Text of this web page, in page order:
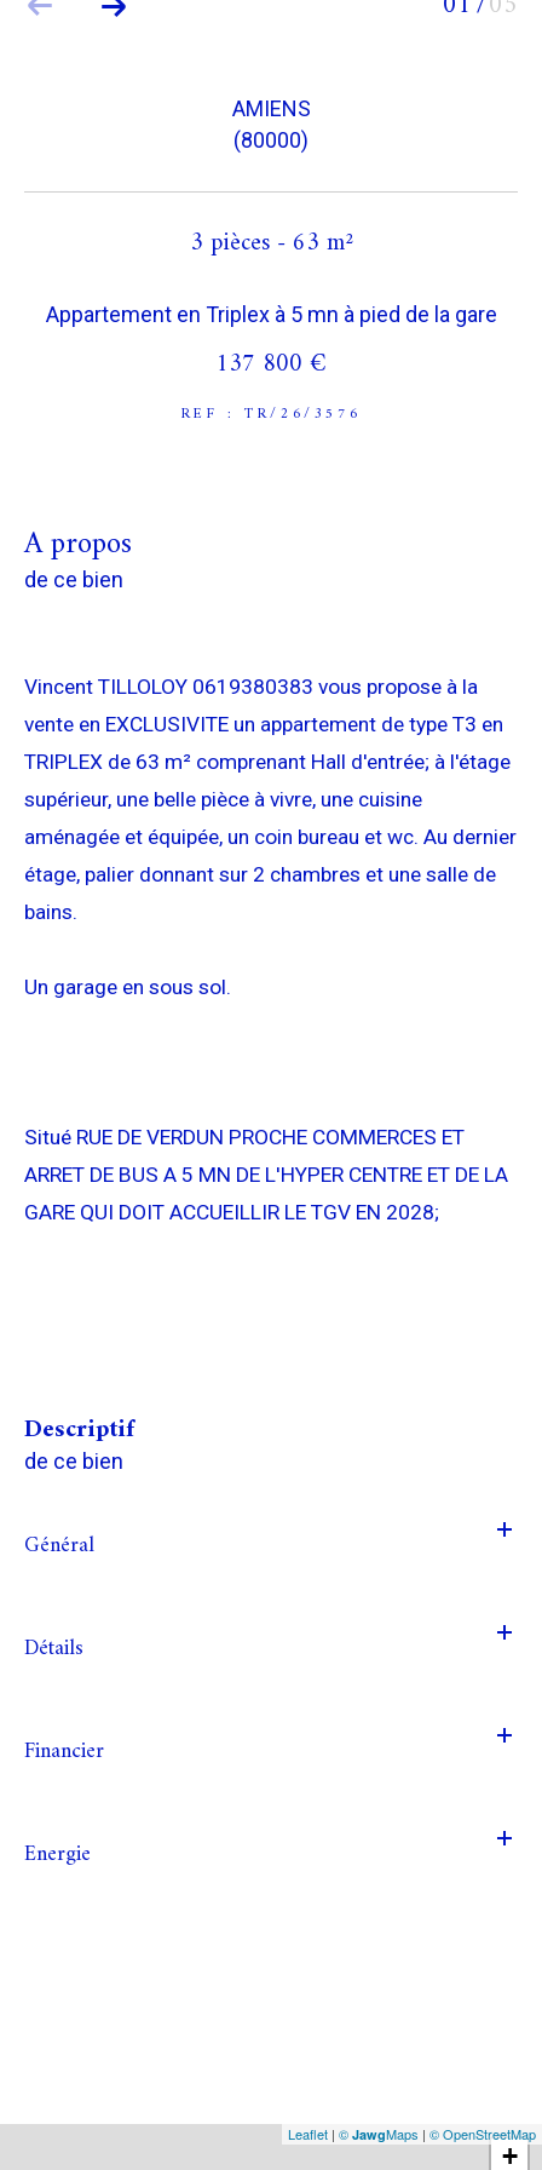
/
AMIENS
(80000)
3 pièces - 63 m²
Appartement en Triplex à 5 mn à pied de la gare
137 800 €
REF : TR/26/3576
a propos
de ce bien
Vincent TILLOLOY 0619380383 vous propose à la
vente en EXCLUSIVITE un appartement de type T3 en
TRIPLEX de 63 m² comprenant Hall d'entrée; à l'étage
supérieur, une belle pièce à vivre, une cuisine
aménagée et équipée, un coin bureau et wc. Au dernier
étage, palier donnant sur 2 chambres et une salle de
bains.
Un garage en sous sol.
Situé RUE DE VERDUN PROCHE COMMERCES ET
ARRET DE BUS A 5 MN DE L'HYPER CENTRE ET DE LA
GARE QUI DOIT ACCUEILLIR LE TGV EN 2028;
descriptif
de ce bien
Général
Détails
Financier
Energie
+
Leaflet | © JawgMaps | © OpenStreetMap
NOUVEAUTÉS
RECHERCHER